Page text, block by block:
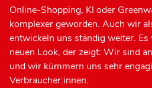
Online-Shopping, KI oder
komplexer geworden. Auch wir
entwickeln uns ständig weiter. Es
neuen Look, der zeigt: Wir sind
und wir kümmern uns sehr
Verbraucher:innen.